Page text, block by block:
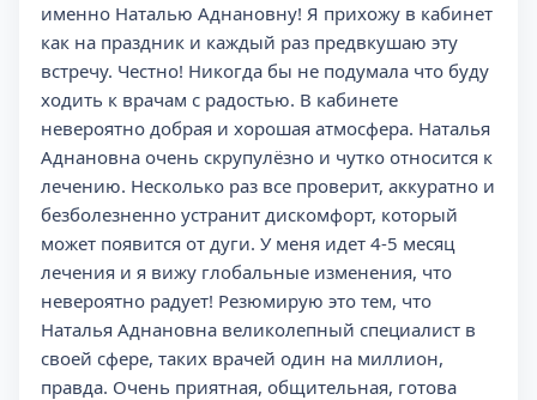
именно Наталью Аднановну! Я прихожу в кабинет
как на праздник и каждый раз предвкушаю эту
встречу. Честно! Никогда бы не подумала что буду
ходить к врачам с радостью. В кабинете
невероятно добрая и хорошая атмосфера. Наталья
Аднановна очень скрупулёзно и чутко относится к
лечению. Несколько раз все проверит, аккуратно и
безболезненно устранит дискомфорт, который
может появится от дуги. У меня идет 4-5 месяц
лечения и я вижу глобальные изменения, что
невероятно радует! Резюмирую это тем, что
Наталья Аднановна великолепный специалист в
своей сфере, таких врачей один на миллион,
правда. Очень приятная, общительная, готова